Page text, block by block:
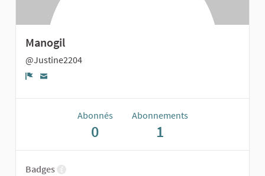
Manogil
@Justine2204
Abonnés
0
Abonnements
1
Badges